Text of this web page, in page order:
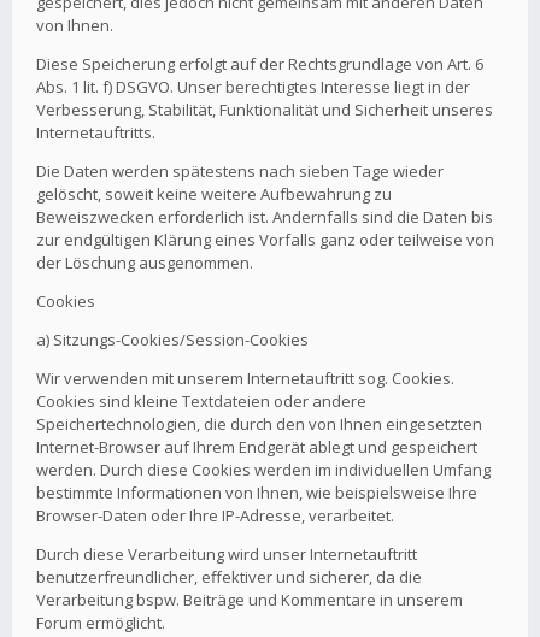
von Ihnen.
Diese Speicherung erfolgt auf der Rechtsgrundlage von Art. 6
Abs. 1 lit. f) DSGVO. Unser berechtigtes Interesse liegt in der
Verbesserung, Stabilität, Funktionalität und Sicherheit unseres
Internetauftritts.
Die Daten werden spätestens nach sieben Tage wieder
gelöscht, soweit keine weitere Aufbewahrung zu
Beweiszwecken erforderlich ist. Andernfalls sind die Daten bis
zur endgültigen Klärung eines Vorfalls ganz oder teilweise von
der Löschung ausgenommen.
Cookies
a) Sitzungs-Cookies/Session-Cookies
Wir verwenden mit unserem Internetauftritt sog. Cookies.
Cookies sind kleine Textdateien oder andere
Speichertechnologien, die durch den von Ihnen eingesetzten
Internet-Browser auf Ihrem Endgerät ablegt und gespeichert
werden. Durch diese Cookies werden im individuellen Umfang
bestimmte Informationen von Ihnen, wie beispielsweise Ihre
Browser-Daten oder Ihre IP-Adresse, verarbeitet.
Durch diese Verarbeitung wird unser Internetauftritt
benutzerfreundlicher, effektiver und sicherer, da die
Verarbeitung bspw. Beiträge und Kommentare in unserem
Forum ermöglicht.